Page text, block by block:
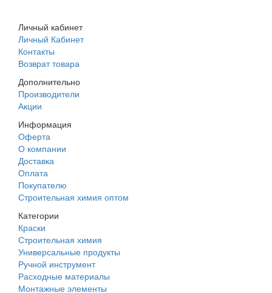
Личный кабинет
Личный Кабинет
Контакты
Возврат товара
Дополнительно
Производители
Акции
Информация
Оферта
О компании
Доставка
Оплата
Покупателю
Строительная химия оптом
Категории
Краски
Строительная химия
Универсальные продукты
Ручной инструмент
Расходные материалы
Монтажные элементы